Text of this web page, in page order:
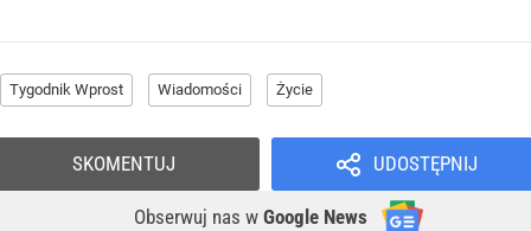
Tygodnik Wprost Wiadomości Życie
UDOSTĘPNIJ
Obserwuj nas w Google News
SKOMENTUJ